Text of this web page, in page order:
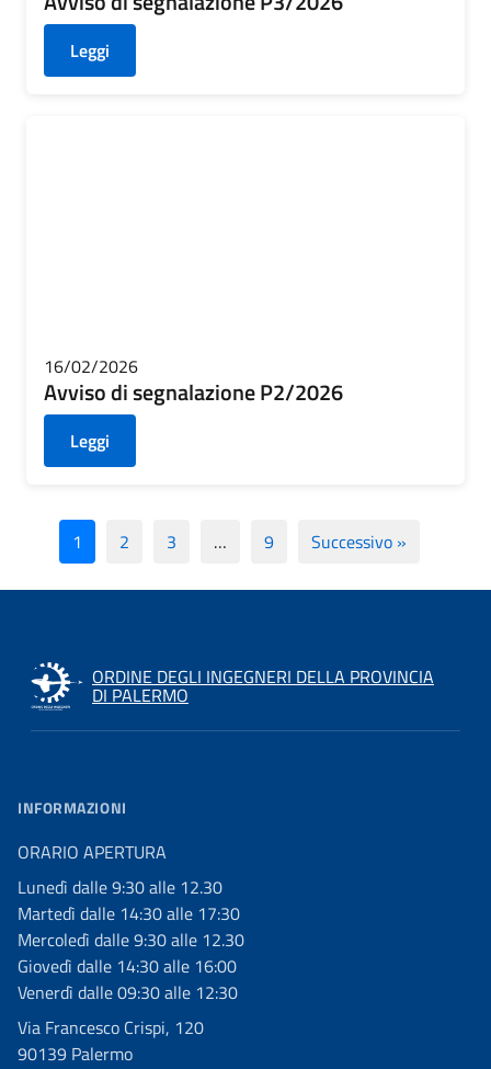
Leggi
16/02/2026
Avviso di segnalazione P2/2026
Leggi
1 2 3 … 9 Successivo »
ORDINE DEGLI INGEGNERI DELLA PROVINCIA
DI PALERMO
INFORMAZIONI
ORARIO APERTURA
Lunedì dalle 9:30 alle 12.30
Martedì dalle 14:30 alle 17:30
Mercoledì dalle 9:30 alle 12.30
Giovedì dalle 14:30 alle 16:00
Venerdì dalle 09:30 alle 12:30
Via Francesco Crispi, 120
90139 Palermo